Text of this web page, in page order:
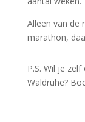
Alleen van de
marathon,
P.S. Wil je
Waldruhe?